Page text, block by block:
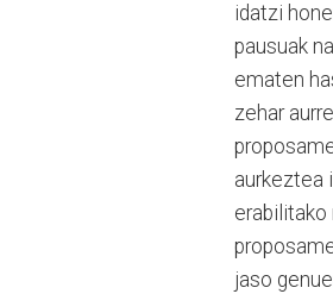
idatzi
pausuak
ematen
zehar
aurkeztea
erabilitako
jaso